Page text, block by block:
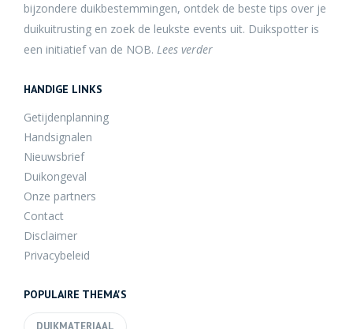
bijzondere duikbestemmingen, ontdek de beste tips over je
duikuitrusting en zoek de leukste events uit. Duikspotter is
een initiatief van de NOB. Lees verder
HANDIGE LINKS
Getijdenplanning
Handsignalen
Nieuwsbrief
Duikongeval
Onze partners
Contact
Disclaimer
Privacybeleid
POPULAIRE THEMA'S
DUIKMATERIAAL